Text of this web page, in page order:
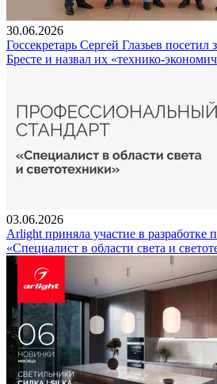
30.06.2026
Госсекретарь Сергей Глазьев
Бресте и назвал их «технико-
03.06.2026
Arlight приняла участие в разработке
«Специалист в области света и